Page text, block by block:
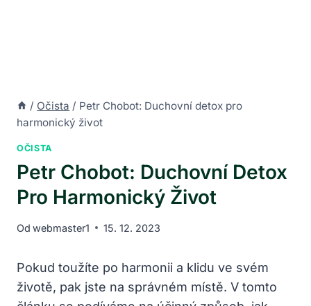
/ Očista / Petr Chobot: Duchovní detox pro
harmonický život
OČISTA
Petr Chobot: Duchovní Detox
Pro Harmonický Život
Od webmaster1 15. 12. 2023
Pokud toužíte po harmonii a klidu ve svém
životě, pak jste na správném místě. V tomto